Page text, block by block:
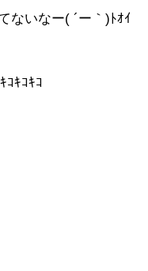
ないなー( ´ー｀)ﾄｵｲ
ｺｷｺｷｺ